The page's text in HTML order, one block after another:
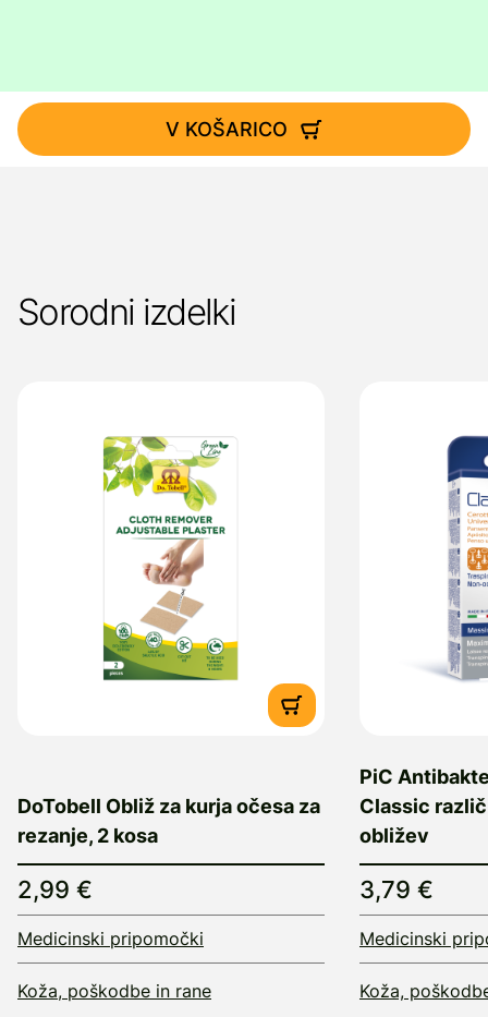
V KOŠARICO
Sorodni izdelki
DoTobell Obliž za kurja očesa za
rezanje, 2 kosa
2,99 €
Medicinski pripomočki
Koža, poškodbe in rane
PiC
Classic
obližev
3,79 €
Medicinski
Koža,